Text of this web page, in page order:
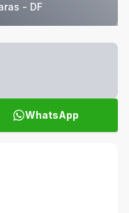
- DF
WhatsApp